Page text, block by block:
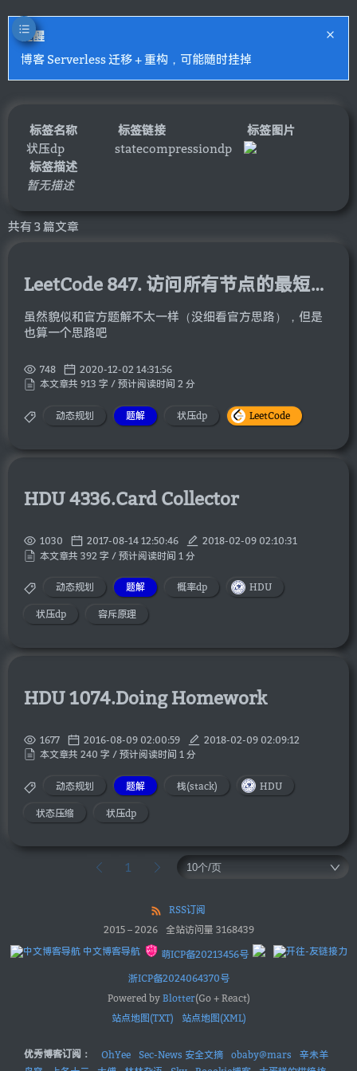
提醒
博客 Serverless 迁移 + 重构，可能随时挂掉
标签名称 标签链接
标签图片
状压dp
statecompressiondp
标签描述
暂无描述
共有 3 篇文章
LeetCode 847. 访问所有节点的最短路径
虽然貌似和官方题解不太一样（没细看官方思路），但是
也算一个思路吧
748
2020-12-02 14:31:56
本文章共 913 字 / 预计阅读时间 2 分
动态规划 题解 状压dp LeetCode
HDU 4336.Card Collector
1030 2017-08-14 12:50:46
2018-02-09 02:10:31
本文章共 392 字 / 预计阅读时间 1 分
动态规划 题解 概率dp HDU
状压dp 容斥原理
HDU 1074.Doing Homework
1677 2016-08-09 02:00:59
2018-02-09 02:09:12
本文章共 240 字 / 预计阅读时间 1 分
动态规划 题解 栈(stack) HDU
状态压缩 状压dp
1
RSS订阅
2015– 2026 全站访问量 3168439
中文博客导航
萌ICP备20213456号
浙ICP备2024064370号
Powered by Blotter(Go + React)
站点地图(TXT)
站点地图(XML)
优秀博客订阅： OhYee Sec-News 安全文摘 obaby@mars
辛未羊